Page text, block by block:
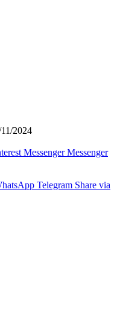
2024
Messenger Messenger
Telegram Share via